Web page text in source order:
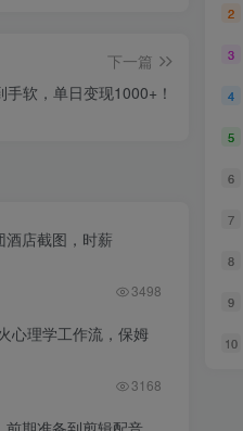
下一篇
软，单日变现1000+！
店截图，时薪
3498
心理学工作流，保姆
3168
2
3
4
5
6
7
8
9
10